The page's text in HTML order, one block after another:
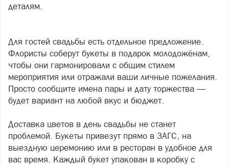
деталям.
Для гостей свадьбы есть отдельное предложение.
Флористы соберут букеты в подарок молодожёнам,
чтобы они гармонировали с общим стилем
мероприятия или отражали ваши личные пожелания.
Просто сообщите имена пары и дату торжества —
будет вариант на любой вкус и бюджет.
Доставка цветов в день свадьбы не станет
проблемой. Букеты привезут прямо в ЗАГС, на
выездную церемонию или в ресторан в удобное для
вас время. Каждый букет упакован в коробку с